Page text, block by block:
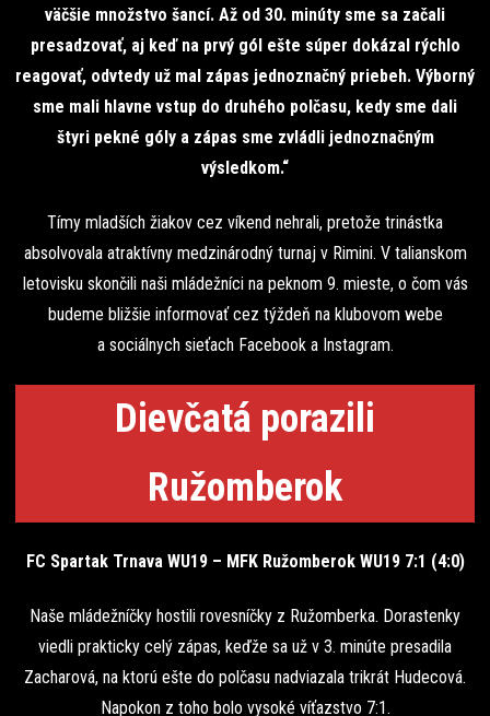
väčšie množstvo šancí. Až od 30. minúty sme sa začali
presadzovať, aj keď na prvý gól ešte súper dokázal rýchlo
reagovať, odvtedy už mal zápas jednoznačný priebeh. Výborný
sme mali hlavne vstup do druhého polčasu, kedy sme dali
štyri pekné góly a zápas sme zvládli jednoznačným
výsledkom.“
Tímy mladších žiakov cez víkend nehrali, pretože trinástka
absolvovala atraktívny medzinárodný turnaj v Rimini. V talianskom
letovisku skončili naši mládežníci na peknom 9. mieste, o čom vás
budeme bližšie informovať cez týždeň na klubovom webe
a sociálnych sieťach Facebook a Instagram.
Dievčatá porazili
Ružomberok
FC Spartak Trnava WU19 – MFK Ružomberok WU19 7:1 (4:0)
Naše mládežníčky hostili rovesníčky z Ružomberka. Dorastenky
viedli prakticky celý zápas, keďže sa už v 3. minúte presadila
Zacharová, na ktorú ešte do polčasu nadviazala trikrát Hudecová.
Napokon z toho bolo vysoké víťazstvo 7:1.